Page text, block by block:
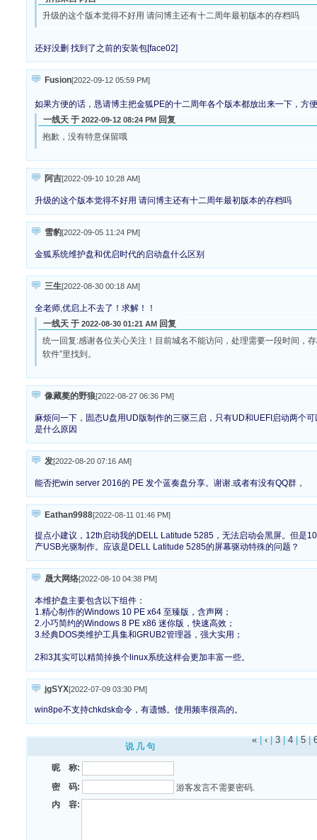
升级的这个版本觉得不好用 请问博主还有十二周年最初版本的存档吗
还好没删 找到了之前的安装包[face02]
Fusion[2022-09-12 05:59 PM]
如果方便的话，恳请博主把金狐PE的十二周年各个版本都放出来一下，方
一线天 于 2022-09-12 08:24 PM 回复
抱歉，没有特意保留哦
阿吉[2022-09-10 10:28 AM]
升级的这个版本觉得不好用 请问博主还有十二周年最初版本的存档吗
雪豹[2022-09-05 11:24 PM]
金狐系统维护盘和优启时代的启动盘什么区别
三生[2022-08-30 00:18 AM]
全老师,优启上不去了！求解！！
一线天 于 2022-08-30 01:21 AM 回复
统一回复:感谢各位关心关注！目前城名不能访问，处理需要一段时间，
软件”里找到。
像藏獒的野狼[2022-08-27 06:36 PM]
麻烦问一下，固态U盘用UD版制作的三驱三启，只有UD和UEFI启动两个
是什么原因
发[2022-08-20 07:16 AM]
能否把win server 2016的 PE 发个蓝奏盘分享。谢谢.或者有没有QQ群，
Eathan9988[2022-08-11 01:46 PM]
提点小建议，12th启动我的DELL Latitude 5285，无法启动会黑屏。但是
产USB光驱制作。应该是DELL Latitude 5285的屏幕驱动特殊的问题？
晟大网络[2022-08-10 04:38 PM]
本维护盘主要包含以下组件：
1.精心制作的Windows 10 PE x64 至臻版，含声网；
2.小巧简约的Windows 8 PE x86 迷你版，快速高效；
3.经典DOS类维护工具集和GRUB2管理器，强大实用；
2和3其实可以精简掉换个linux系统这样会更加丰富一些。
jgSYX[2022-07-09 03:30 PM]
win8pe不支持chkdsk命令，有遗憾。使用频率很高的。
«|‹|3|4|5|
说 几 句
昵 称:
密 码:
游客发言不需要密码.
内 容: